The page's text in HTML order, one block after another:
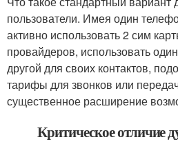
пользователи. Имея один
активно использовать 2 сим
провайдеров, использовать
другой для своих контактов,
тарифы для звонков или
существенное расширение
Критическое отличие